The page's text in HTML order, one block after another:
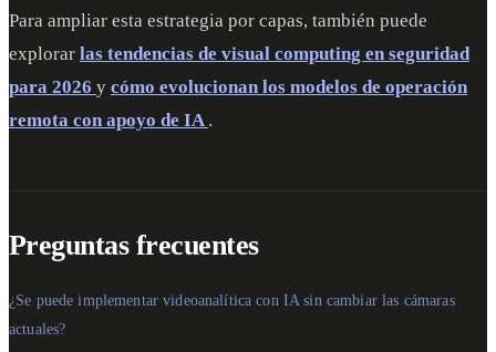
Para ampliar esta estrategia por capas, también puede
explorar las tendencias de visual computing en seguridad
para 2026 y cómo evolucionan los modelos de operación
remota con apoyo de IA .
Preguntas frecuentes
¿Se puede implementar videoanalítica con IA sin cambiar las cámaras
actuales?